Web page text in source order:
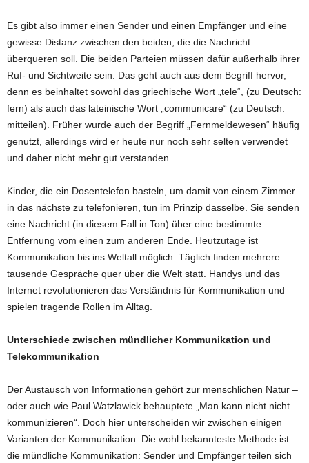
Es gibt also immer einen Sender und einen Empfänger und eine
gewisse Distanz zwischen den beiden, die die Nachricht
überqueren soll. Die beiden Parteien müssen dafür außerhalb ihrer
Ruf- und Sichtweite sein. Das geht auch aus dem Begriff hervor,
denn es beinhaltet sowohl das griechische Wort „tele“, (zu Deutsch:
fern) als auch das lateinische Wort „communicare“ (zu Deutsch:
mitteilen). Früher wurde auch der Begriff „Fernmeldewesen“ häufig
genutzt, allerdings wird er heute nur noch sehr selten verwendet
und daher nicht mehr gut verstanden.
Kinder, die ein Dosentelefon basteln, um damit von einem Zimmer
in das nächste zu telefonieren, tun im Prinzip dasselbe. Sie senden
eine Nachricht (in diesem Fall in Ton) über eine bestimmte
Entfernung vom einen zum anderen Ende. Heutzutage ist
Kommunikation bis ins Weltall möglich. Täglich finden mehrere
tausende Gespräche quer über die Welt statt. Handys und das
Internet revolutionieren das Verständnis für Kommunikation und
spielen tragende Rollen im Alltag.
Unterschiede zwischen mündlicher Kommunikation und
Telekommunikation
Der Austausch von Informationen gehört zur menschlichen Natur –
oder auch wie Paul Watzlawick behauptete „Man kann nicht nicht
kommunizieren“. Doch hier unterscheiden wir zwischen einigen
Varianten der Kommunikation. Die wohl bekannteste Methode ist
die mündliche Kommunikation: Sender und Empfänger teilen sich